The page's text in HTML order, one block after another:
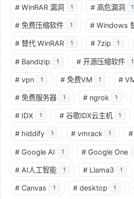
# WinRAR 漏洞 1 # 高危漏洞 1
# 免费压缩软件 1 # Windows
# 替代 WinRAR 1 # 7zip 1
# Bandizip 1 # 开源压缩软件 1
# vpn 1 # 免费VM 1 #
# 免费服务器 1 # ngrok 1
# IDX 1 # 谷歌IDX云主机 1
# hiddify 1 # vmrack 1 #
# Google AI 1 # Google One
# AI人工智能 1 # Llama3 1
# Canvas 1 # desktop 1